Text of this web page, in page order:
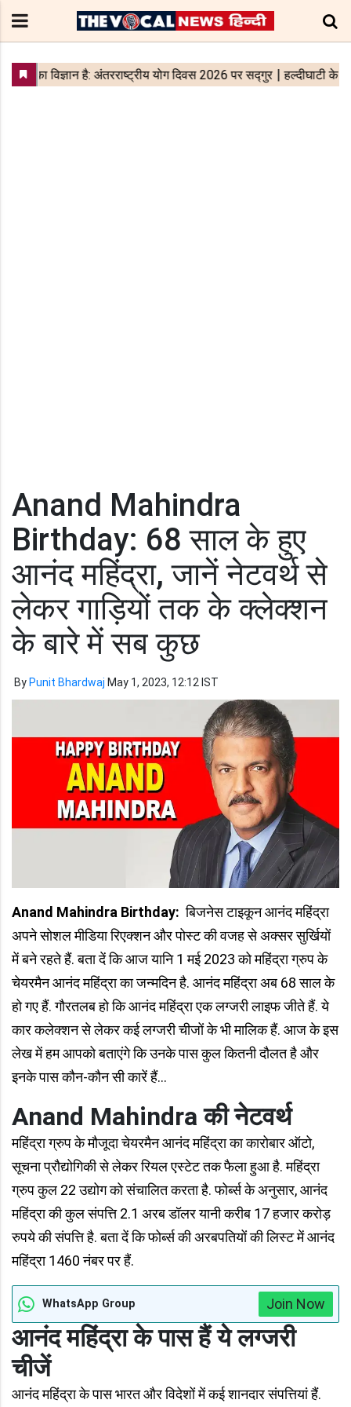
Anand Mahindra
Birthday: 68 साल के हुए
आनंद महिंद्रा, जानें नेटवर्थ से
लेकर गाड़ियों तक के क्लेक्शन
के बारे में सब कुछ
By Punit Bhardwaj May 1, 2023, 12:12 IST
Anand Mahindra Birthday: बिजनेस टाइकून आनंद महिंद्रा
अपने सोशल मीडिया रिएक्शन और पोस्ट की वजह से अक्सर सुर्खियों
में बने रहते हैं. बता दें कि आज यानि 1 मई 2023 को महिंद्रा ग्रुप के
चेयरमैन आनंद महिंद्रा का जन्मदिन है. आनंद महिंद्रा अब 68 साल के
हो गए हैं. गौरतलब हो कि आनंद महिंद्रा एक लग्जरी लाइफ जीते हैं. ये
कार कलेक्शन से लेकर कई लग्जरी चीजों के भी मालिक हैं. आज के इस
लेख में हम आपको बताएंगे कि उनके पास कुल कितनी दौलत है और
इनके पास कौन-कौन सी कारें हैं...
Anand Mahindra की नेटवर्थ
महिंद्रा ग्रुप के मौजूदा चेयरमैन आनंद महिंद्रा का कारोबार ऑटो,
सूचना प्रौद्योगिकी से लेकर रियल एस्टेट तक फैला हुआ है. महिंद्रा
ग्रुप कुल 22 उद्योग को संचालित करता है. फोर्ब्स के अनुसार, आनंद
महिंद्रा की कुल संपत्ति 2.1 अरब डॉलर यानी करीब 17 हजार करोड़
रुपये की संपत्ति है. बता दें कि फोर्ब्स की अरबपतियों की लिस्ट में आनंद
महिंद्रा 1460 नंबर पर हैं.
WhatsApp Group Join Now
​आनंद महिंद्रा के पास हैं ये लग्जरी
चीजें
आनंद महिंद्रा के पास भारत और विदेशों में कई शानदार संपत्तियां हैं.